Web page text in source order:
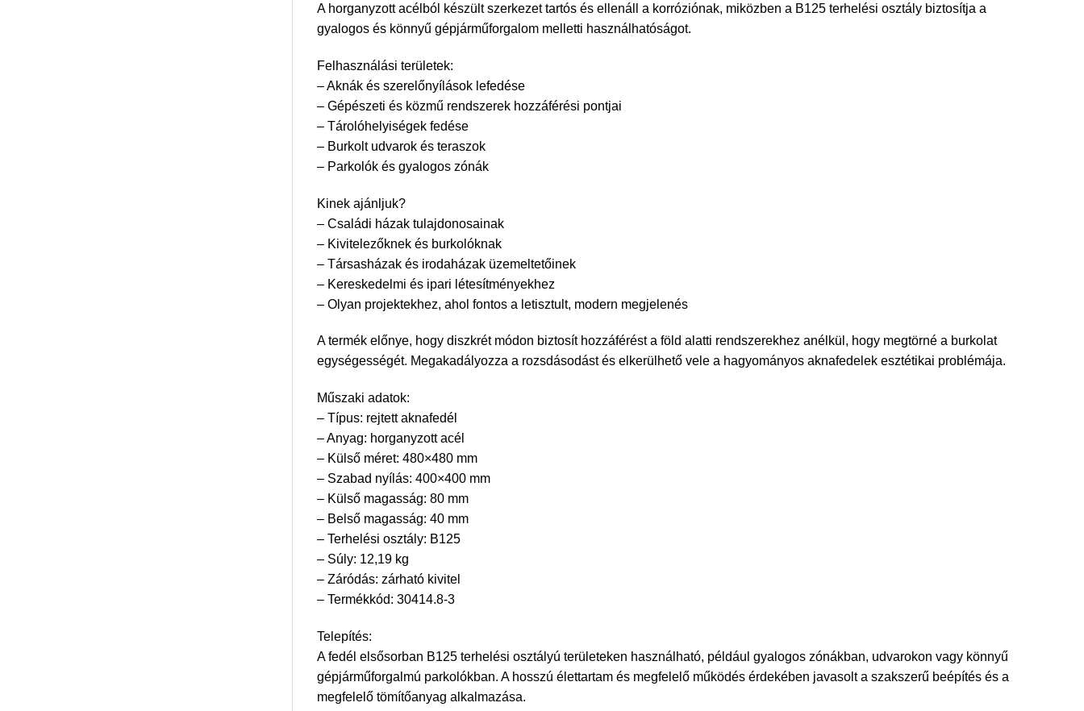
A horganyzott acélból készült szerkezet tartós és ellenáll a korróziónak, miközben a B125 terhelési osztály biztosítja a
gyalogos és könnyű gépjárműforgalom melletti használhatóságot.
Felhasználási területek:
– Aknák és szerelőnyílások lefedése
– Gépészeti és közmű rendszerek hozzáférési pontjai
– Tárolóhelyiségek fedése
– Burkolt udvarok és teraszok
– Parkolók és gyalogos zónák
Kinek ajánljuk?
– Családi házak tulajdonosainak
– Kivitelezőknek és burkolóknak
– Társasházak és irodaházak üzemeltetőinek
– Kereskedelmi és ipari létesítményekhez
– Olyan projektekhez, ahol fontos a letisztult, modern megjelenés
A termék előnye, hogy diszkrét módon biztosít hozzáférést a föld alatti rendszerekhez anélkül, hogy megtörné a burkolat
egységességét. Megakadályozza a rozsdásodást és elkerülhető vele a hagyományos aknafedelek esztétikai problémája.
Műszaki adatok:
– Típus: rejtett aknafedél
– Anyag: horganyzott acél
– Külső méret: 480×480 mm
– Szabad nyílás: 400×400 mm
– Külső magasság: 80 mm
– Belső magasság: 40 mm
– Terhelési osztály: B125
– Súly: 12,19 kg
– Záródás: zárható kivitel
– Termékkód: 30414.8-3
Telepítés:
A fedél elsősorban B125 terhelési osztályú területeken használható, például gyalogos zónákban, udvarokon vagy könnyű
gépjárműforgalmú parkolókban. A hosszú élettartam és megfelelő működés érdekében javasolt a szakszerű beépítés és a
megfelelő tömítőanyag alkalmazása.